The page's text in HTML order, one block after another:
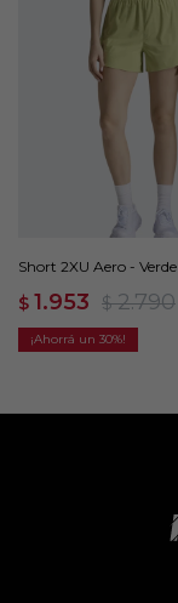
Short 2XU Aero - Verde
$ 1.953 $ 2.790
30